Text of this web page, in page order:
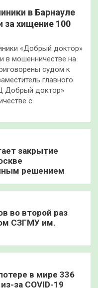
в Барнауле
за хищение 100
«Добрый доктор»
в мошенничестве на
судом к
главного
Добрый доктор»
с
закрытие
решением
во второй раз
СЗГМУ им.
в мире 336
за COVID-19